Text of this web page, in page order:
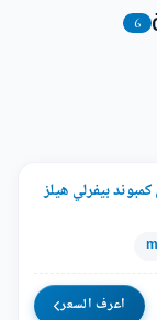
6
شقة بمساحة 100م في كمبوند بيفرلي هيلز
اعرف السعر